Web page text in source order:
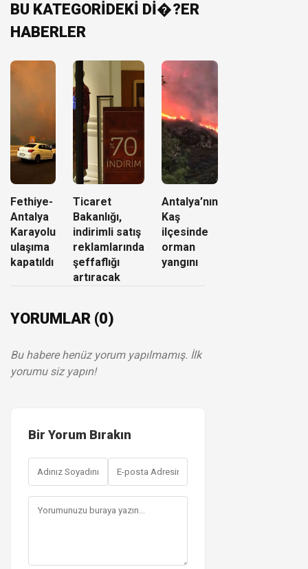
BU KATEGORİDEKİ Dİ�?ER
HABERLER
Fethiye-
Antalya
Karayolu
ulaşıma
kapatıldı
Ticaret
Bakanlığı,
indirimli satış
reklamlarında
şeffaflığı
artıracak
Antalya’nın
Kaş
ilçesinde
orman
yangını
YORUMLAR (0)
Bu habere henüz yorum yapılmamış. İlk
yorumu siz yapın!
Bir Yorum Bırakın